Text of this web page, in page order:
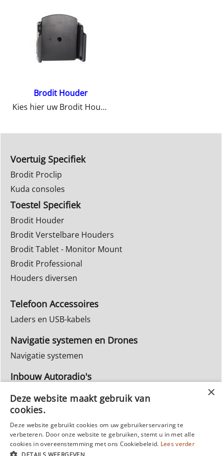
Brodit Houder
Kies hier uw Brodit Houder
Voertuig Specifiek
Brodit Proclip
Kuda consoles
Toestel Specifiek
Brodit Houder
Brodit Verstelbare Houders
Brodit Tablet - Monitor Mount
Brodit Professional
Houders diversen
Telefoon Accessoires
Laders en USB-kabels
Navigatie systemen en Drones
Navigatie systemen
Inbouw Autoradio's
Info Webwinkel
Ruilen & Retourneren
Privacy
Reparatie
Deze website maakt gebruik van
cookies.
Deze website gebruikt cookies om uw gebruikerservaring te
verbeteren. Door onze website te gebruiken, stemt u in met alle
cookies in overeenstemming met ons Cookiebeleid. Lees verder